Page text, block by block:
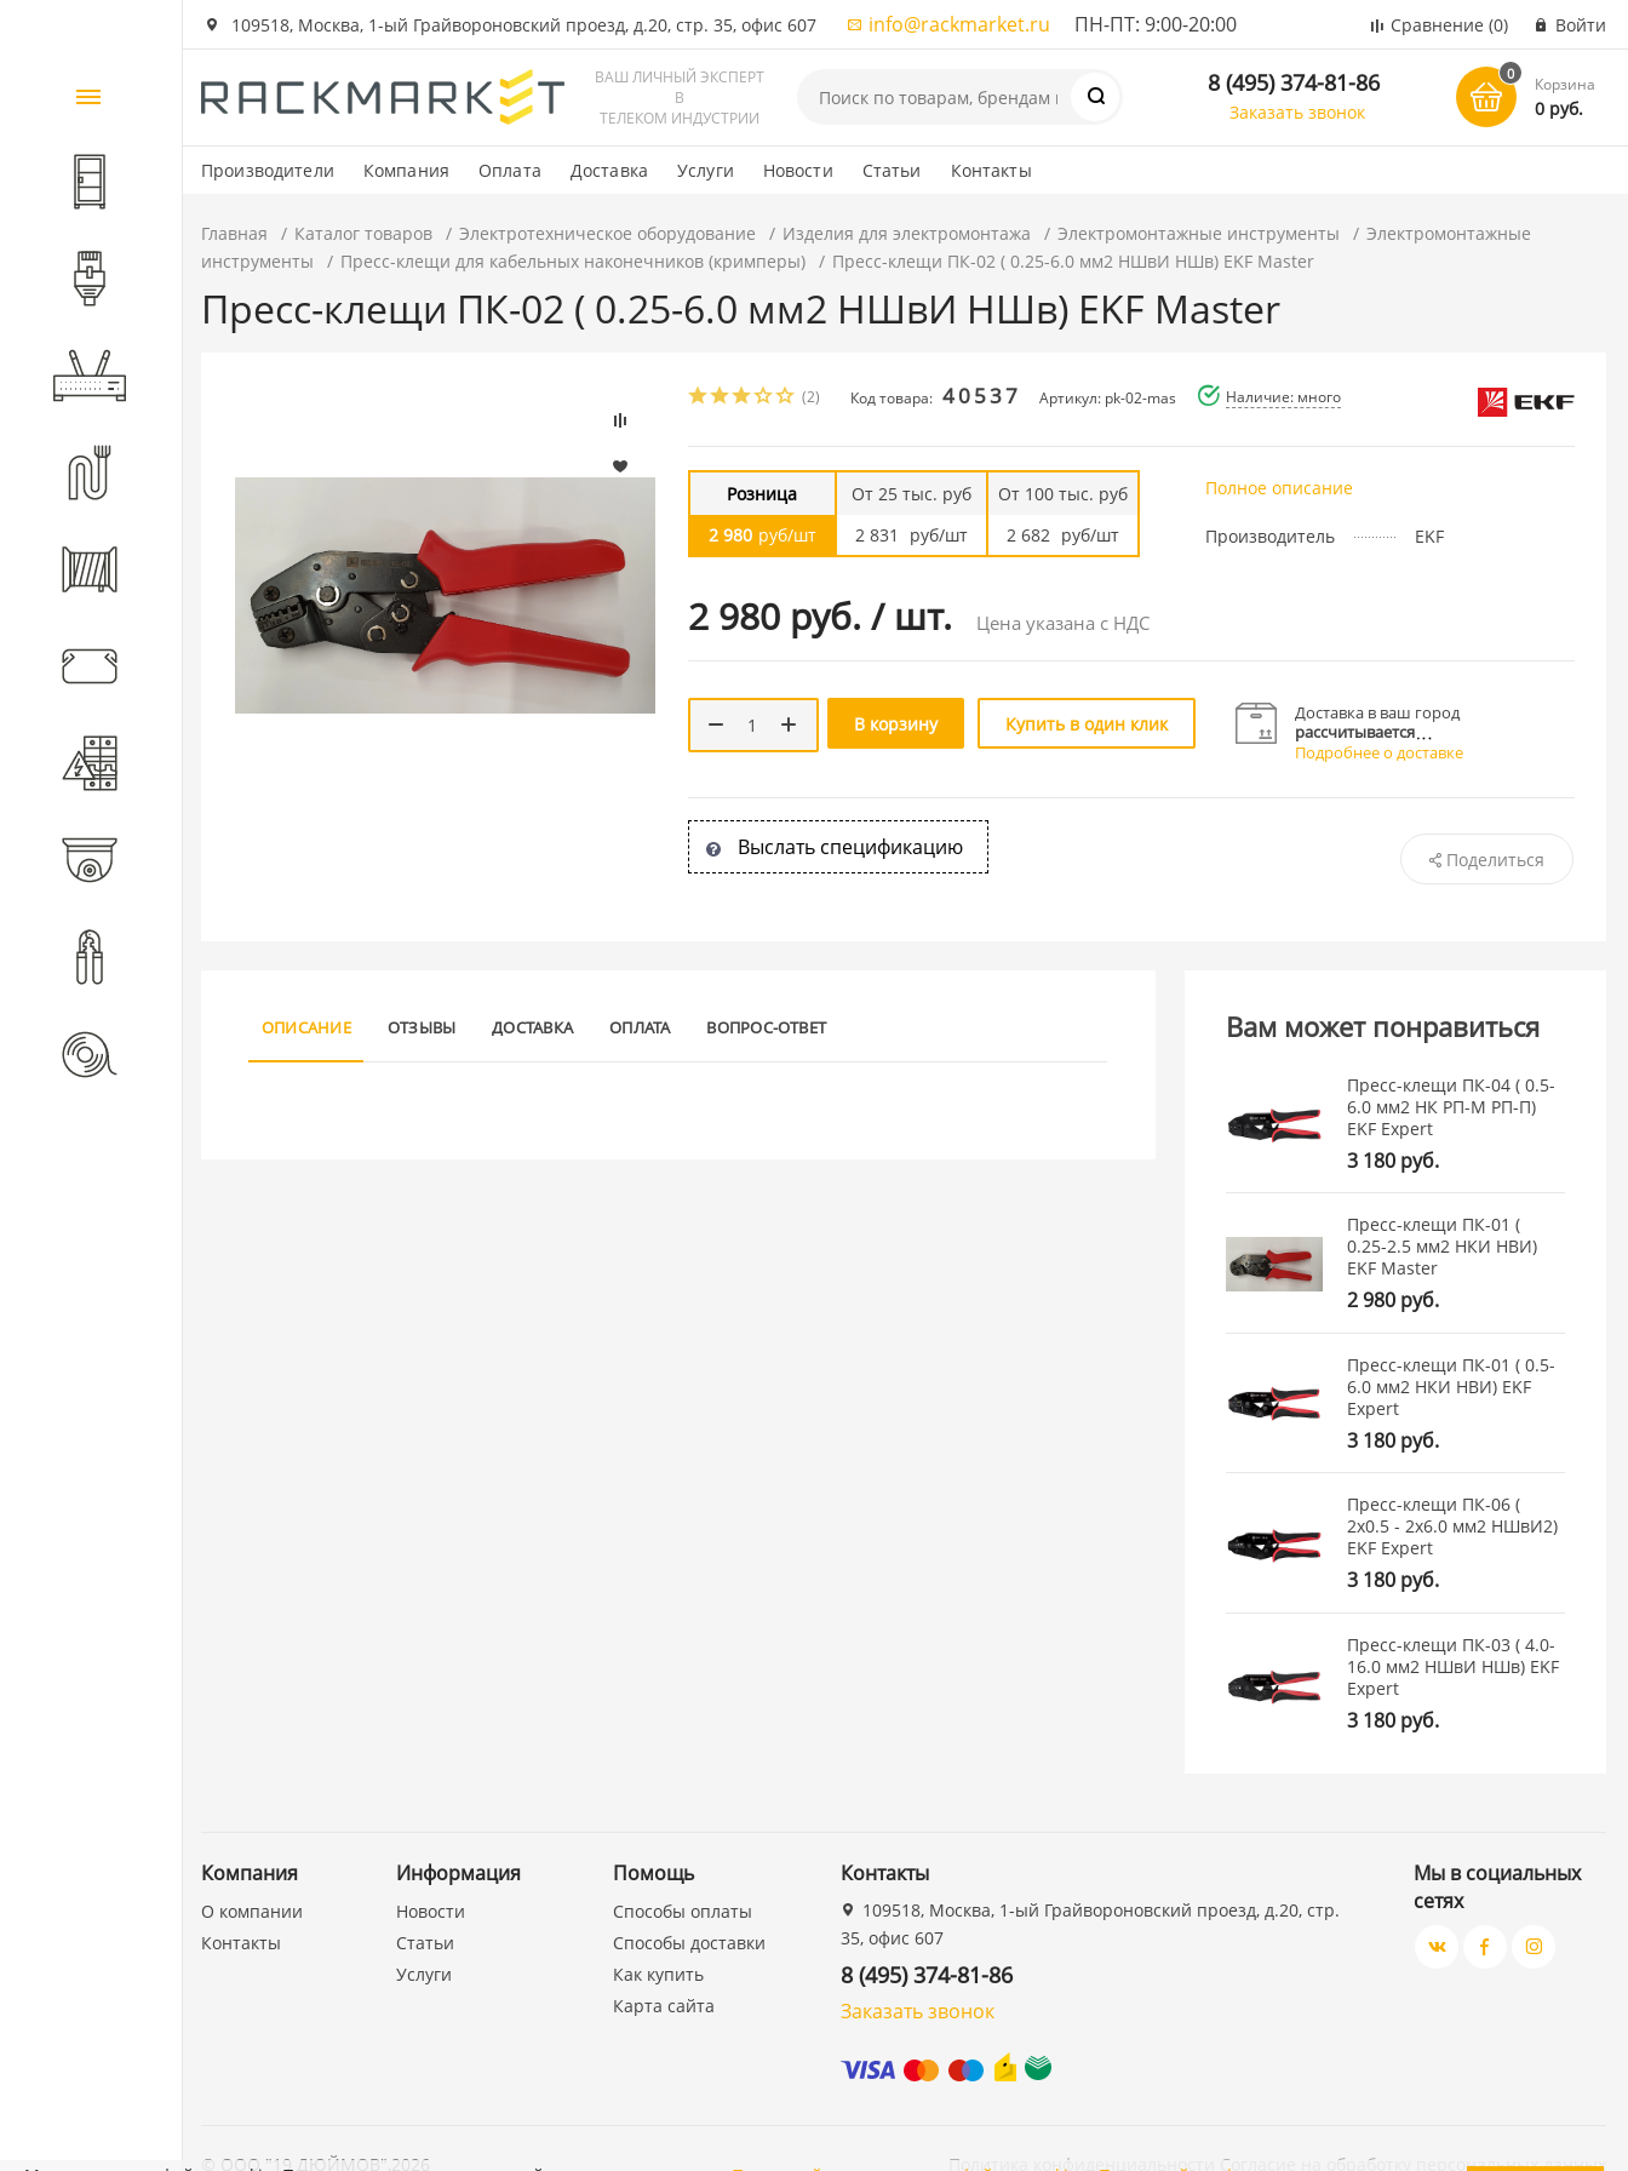
109518, Москва, 1-ый Грайвороновский проезд, д.20, стр. 35, офис 607 info@rackmarket.ru ПН-ПТ: 9:00-20:00 Сравнение (0) Войти
ВАШ ЛИЧНЫЙ ЭКСПЕРТ
В
ТЕЛЕКОМ ИНДУСТРИИ
8 (495) 374-81-86
Заказать звонок
0
Корзина
0 руб.
Производители Компания Оплата Доставка Услуги Новости Статьи Контакты
Каталог
товаров
Шкафы и стойки
Компоненты СКС
Кабеленесущие системы
Главная Каталог товаров Электротехническое оборудование Изделия для электромонтажа Электромонтажные инструменты
Электромонтажные
инструменты
Пресс-клещи для кабельных наконечников (кримперы) Пресс-клещи ПК-02 ( 0.25-6.0 мм2 НШвИ НШв) EKF Master
Пресс-клещи ПК-02 ( 0.25-6.0 мм2 НШвИ НШв) EKF Master
(2) Код товара: 40537 Артикул: pk-02-mas Наличие: много
Розница
2 980 руб/шт
От 25 тыс. руб
2 831
руб/шт
От 100 тыс. руб
2 682 руб/шт
2 980 руб. / шт. Цена указана с НДС
Полное описание
Производитель EKF
В корзину Купить в один клик
Доставка в ваш город
рассчитывается
Подробнее о доставке
Выслать спецификацию Поделиться
ОПИСАНИЕ ОТЗЫВЫ ДОСТАВКА ОПЛАТА ВОПРОС-ОТВЕТ Вам может понравиться
Пресс-клещи ПК-04 ( 0.5-
6.0 мм2 НК РП-М РП-П)
EKF Expert
3 180 руб.
Пресс-клещи ПК-01 (
0.25-2.5 мм2 НКИ НВИ)
EKF Master
2 980 руб.
Пресс-клещи ПК-01 ( 0.5-
6.0 мм2 НКИ НВИ) EKF
Expert
3 180 руб.
Пресс-клещи ПК-06 (
2х0.5 - 2х6.0 мм2 НШвИ2)
EKF Expert
3 180 руб.
Пресс-клещи ПК-03 ( 4.0-
16.0 мм2 НШвИ НШв) EKF
Expert
3 180 руб.
Компания
О компании
Контакты
Информация
Новости
Статьи
Услуги
Помощь
Способы оплаты
Способы доставки
Как купить
Карта сайта
Контакты
109518, Москва, 1-ый Грайвороновский проезд, д.20, стр.
35, офис 607
8 (495) 374-81-86
Заказать звонок
Мы в социальных
сетях
© ООО "19 ДЮЙМОВ" 2026 Политика конфиденциальности Согласие на обработку персональных данных